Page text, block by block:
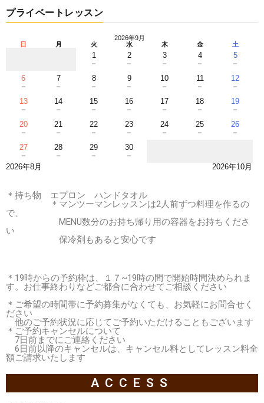
プライベートレッスン
2026年9月
日
月 火 水 木 金 土
1
－
2
－
3
－
4
－
5
－
6
－
7
－
8
－
9
－
10
－
11
－
12
－
13
－
14
－
15
－
16
－
17
－
18
－
19
－
20
－
21
－
22
－
23
－
24
－
25
－
26
－
27
－
28
－
29
－
30
－
2026年8月 2026年10月
＊持ち物 エプロン ハンドタオル
＊マンツーマンレッスンは2人前ずつ料理を作るの
で、
MENU数分のお持ち帰り用の容器をお持ちくださ
い
保冷剤もあると安心です
＊19時からの予約枠は、１７~19時の間で開始時間決められま
す。お仕事終わりなどご都合に合わせてご相談ください
＊ご希望の時間帯に予約募集がなくても、お気軽にお問合せく
ださい
他のご予約状況に応じてご予約いただけることもございます
＊ご予約キャンセルについて
7日前までにご連絡ください
6日前以降のキャンセルは、キャンセル料としてレッスン料全
額ご請求いたします
ACCESS